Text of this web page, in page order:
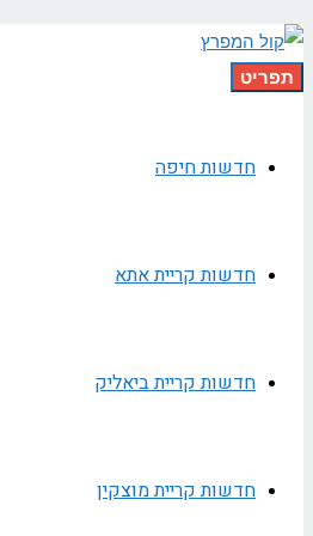
תפריט
חדשות חיפה
חדשות קריית אתא
חדשות קריית ביאליק
חדשות קריית מוצקין